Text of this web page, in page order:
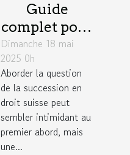
Guide
complet pour
comprendre
et planifier
sa succession
en droit
suisse
Dimanche 18 mai
2025 0h
Aborder la question
de la succession en
droit suisse peut
sembler intimidant au
premier abord, mais
une...